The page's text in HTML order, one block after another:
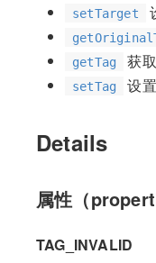
setTarget
getTag 获
setTag 设
Details
属性（
TAG_INVALID